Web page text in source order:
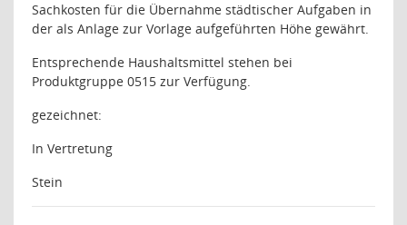
Sachkosten für die Übernahme städtischer Aufgaben in
der als Anlage zur Vorlage aufgeführten Höhe gewährt.
Entsprechende Haushaltsmittel stehen bei
Produktgruppe 0515 zur Verfügung.
gezeichnet:
In Vertretung
Stein